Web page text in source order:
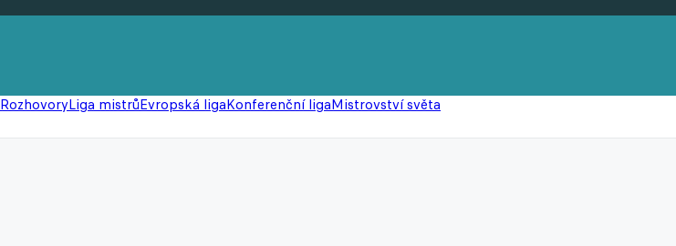
RozhovoryLiga mistrůEvropská ligaKonferenční ligaMistrovství světa